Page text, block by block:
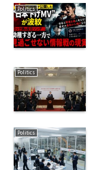
Politics
Politics
Politics